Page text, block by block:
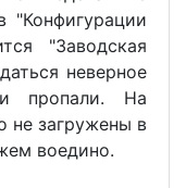
"Конфигурации
"Заводская
неверное
пропали. На
не загружены в
воедино.